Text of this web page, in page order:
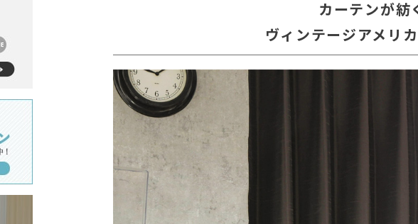
カーテンが紡
ヴィンテージアメリ